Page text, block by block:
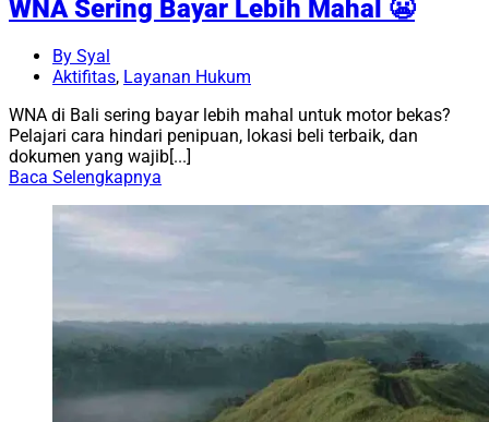
WNA Sering Bayar Lebih Mahal 😬
By Syal
Aktifitas, Layanan Hukum
WNA di Bali sering bayar lebih mahal untuk motor bekas?
Pelajari cara hindari penipuan, lokasi beli terbaik, dan
dokumen yang wajib[...]
Baca Selengkapnya